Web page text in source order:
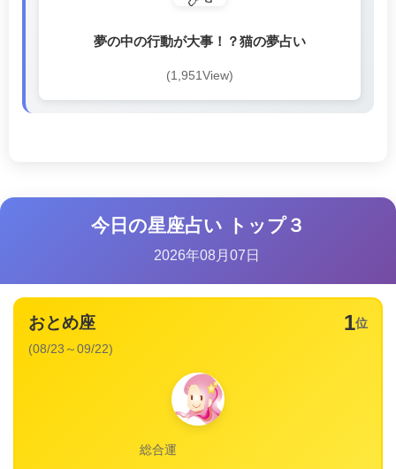
夢の中の行動が大事！？猫の夢占い
(1,951View)
今日の星座占い トップ３
2026年08月07日
1位
おとめ座
(08/23～09/22)
総合運